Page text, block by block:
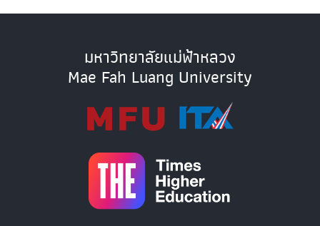
มหาวิทยาลัยแม่ฟ้าหลวง
Mae Fah Luang University